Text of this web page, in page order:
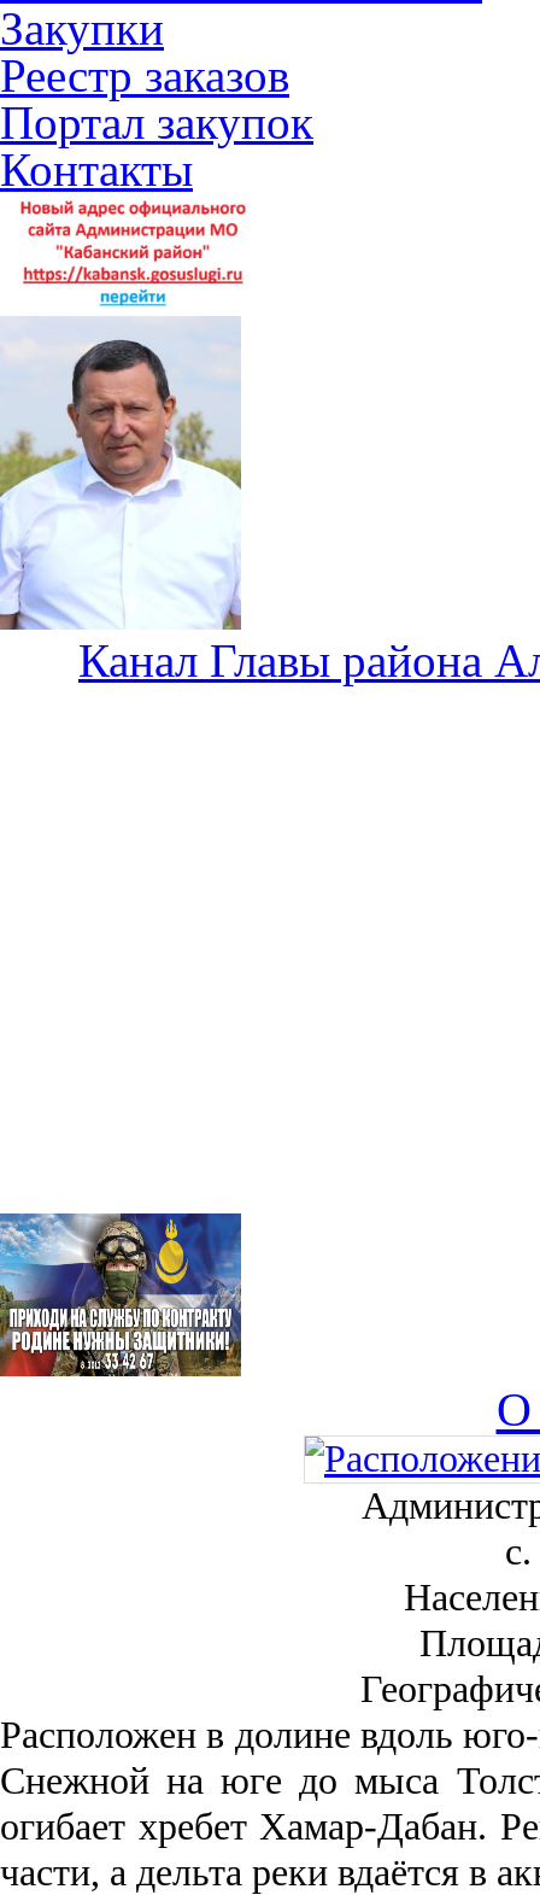
Закупки
Реестр заказов
Портал закупок
Контакты
Канал Главы района
О
Рас­положен в долине вдоль
Снежной на юге до мыса
огибает хребет Хамар-Дабан.
части, а дельта реки вда­ётся в